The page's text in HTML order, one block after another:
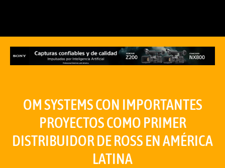
OM SYSTEMS CON IMPORTANTES
PROYECTOS COMO PRIMER
DISTRIBUIDOR DE ROSS EN AMÉRICA
LATINA